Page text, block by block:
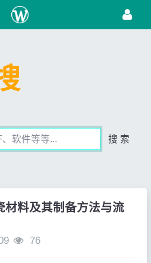
搜 索
材料及其制备方法与流
76